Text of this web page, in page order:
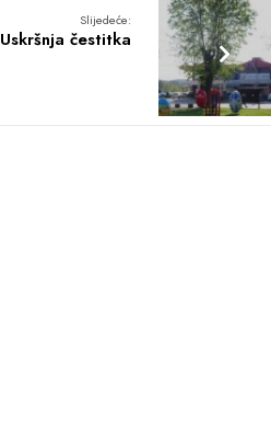
Slijedeće:
Uskršnja čestitka